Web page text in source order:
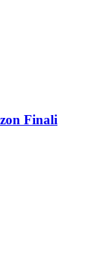
Finali